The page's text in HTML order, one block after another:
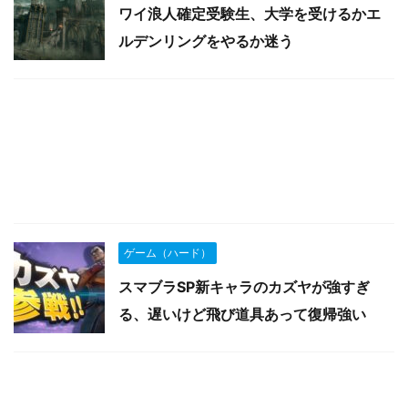
ワイ浪人確定受験生、大学を受けるかエ
ルデンリングをやるか迷う
ゲーム（ハード）
スマブラSP新キャラのカズヤが強すぎ
る、遅いけど飛び道具あって復帰強い